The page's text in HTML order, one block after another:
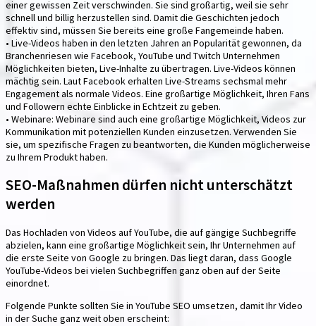
einer gewissen Zeit verschwinden. Sie sind großartig, weil sie sehr
schnell und billig herzustellen sind. Damit die Geschichten jedoch
effektiv sind, müssen Sie bereits eine große Fangemeinde haben.
• Live-Videos haben in den letzten Jahren an Popularität gewonnen, da
Branchenriesen wie Facebook, YouTube und Twitch Unternehmen
Möglichkeiten bieten, Live-Inhalte zu übertragen. Live-Videos können
mächtig sein. Laut Facebook erhalten Live-Streams sechsmal mehr
Engagement als normale Videos. Eine großartige Möglichkeit, Ihren Fans
und Followern echte Einblicke in Echtzeit zu geben.
• Webinare: Webinare sind auch eine großartige Möglichkeit, Videos zur
Kommunikation mit potenziellen Kunden einzusetzen. Verwenden Sie
sie, um spezifische Fragen zu beantworten, die Kunden möglicherweise
zu Ihrem Produkt haben.
SEO-Maßnahmen dürfen nicht unterschätzt
werden
Das Hochladen von Videos auf YouTube, die auf gängige Suchbegriffe
abzielen, kann eine großartige Möglichkeit sein, Ihr Unternehmen auf
die erste Seite von Google zu bringen. Das liegt daran, dass Google
YouTube-Videos bei vielen Suchbegriffen ganz oben auf der Seite
einordnet.
Folgende Punkte sollten Sie in YouTube SEO umsetzen, damit Ihr Video
in der Suche ganz weit oben erscheint: